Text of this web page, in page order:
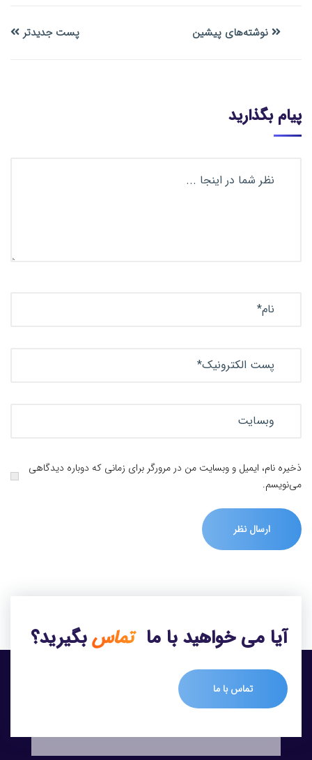
نوشته‌های پیشین پست جدیدتر
پیام بگذارید
ذخیره نام، ایمیل و وبسایت من در مرورگر برای زمانی که دوباره دیدگاهی
می‌نویسم.
آیا می خواهید با ما تماسبگیرید؟
تماس با ما